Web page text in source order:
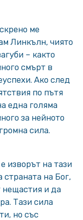
ме
Линкълн, чиято
– както
смърт в
Ако след
по пътя
една голяма
за нейното
сила.
изворът на тази
на Бог,
нещастия и да
Тази сила
но със